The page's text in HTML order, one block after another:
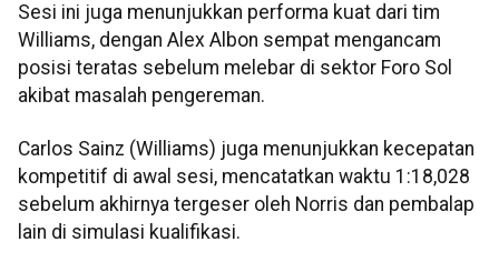
Sesi ini juga menunjukkan performa kuat dari tim
Williams, dengan Alex Albon sempat mengancam
posisi teratas sebelum melebar di sektor Foro Sol
akibat masalah pengereman.
Carlos Sainz (Williams) juga menunjukkan kecepatan
kompetitif di awal sesi, mencatatkan waktu 1:18,028
sebelum akhirnya tergeser oleh Norris dan pembalap
lain di simulasi kualifikasi.